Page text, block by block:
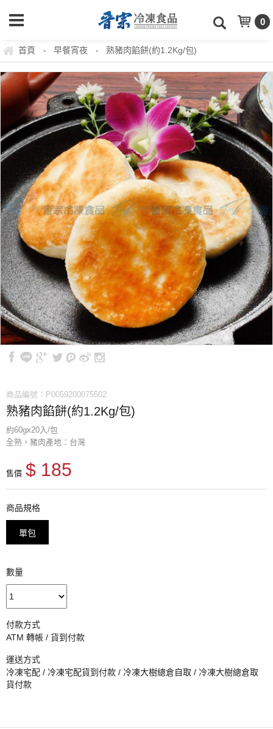
0
首頁 - 早餐宵夜 - 熟豬肉餡餅(約1.2Kg/包)
商品編號：P0059200075502
熟豬肉餡餅(約1.2Kg/包)
約60gx20入/包
全熟，豬肉產地：台灣
售價 $ 185
商品規格
單包
數量
付款方式
ATM 轉帳 / 貨到付款
運送方式
冷凍宅配 / 冷凍宅配貨到付款 / 冷凍大樹總倉自取 / 冷凍大樹總倉取
貨付款